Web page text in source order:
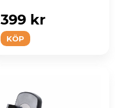
KÖP
399 kr